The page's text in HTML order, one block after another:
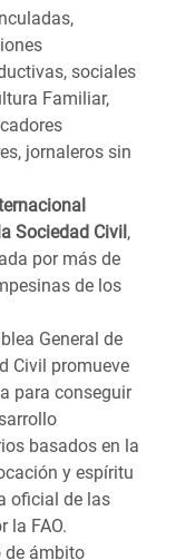
sociales
Familiar,
jornaleros sin
Sociedad Civil,
por más de
de los
General de
Civil promueve
para conseguir
basados en la
y espíritu
oficial de las
la FAO.
de ámbito